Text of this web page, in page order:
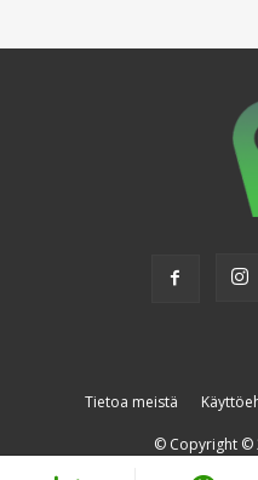
Tietoa meistä
© Copyright ©